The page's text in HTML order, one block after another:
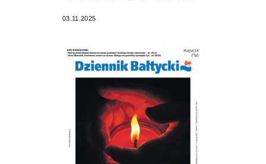
03.11.2025